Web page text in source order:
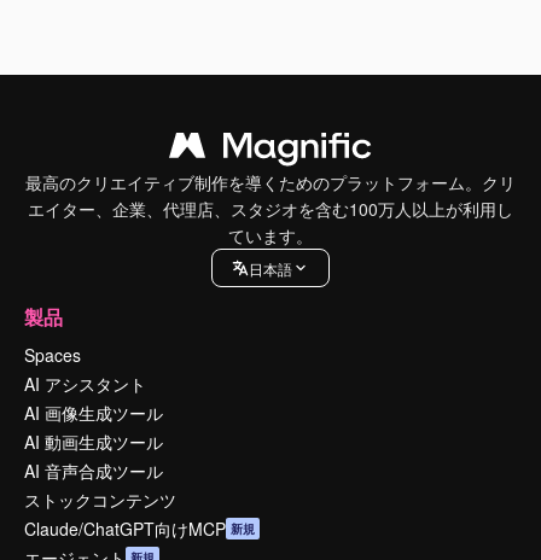
最高のクリエイティブ制作を導くためのプラットフォーム。クリ
エイター、企業、代理店、スタジオを含む100万人以上が利用し
ています。
日本語
製品
Spaces
AI アシスタント
AI 画像生成ツール
AI 動画生成ツール
AI 音声合成ツール
ストックコンテンツ
Claude/ChatGPT向けMCP 新規